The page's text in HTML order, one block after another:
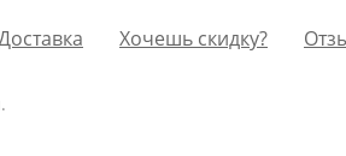
Хочешь скидку?